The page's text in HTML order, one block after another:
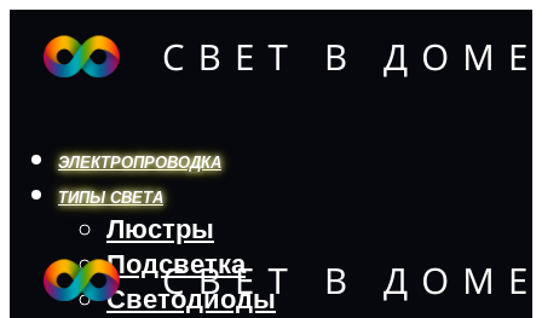
ЭЛЕКТРОПРОВОДКА
ТИПЫ СВЕТА
Люстры
Подсветка
Светодиоды